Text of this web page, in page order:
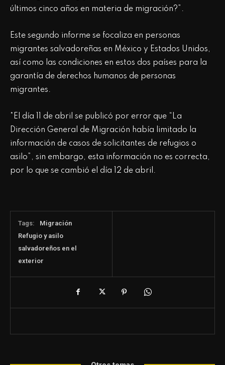
últimos cinco años en materia de migración?”.
Este segundo informe se focaliza en personas
migrantes salvadoreñas en México y Estados Unidos,
así como las condiciones en estos dos países para la
garantía de derechos humanos de personas
migrantes.
*El día 11 de abril se publicó por error que “La
Dirección General de Migración había limitado la
información de casos de solicitantes de refugios o
asilo”, sin embargo, esta información no es correcta,
por lo que se cambió el día 12 de abril.
Tags:
Migración
Refugio y asilo
salvadoreños en el
exterior